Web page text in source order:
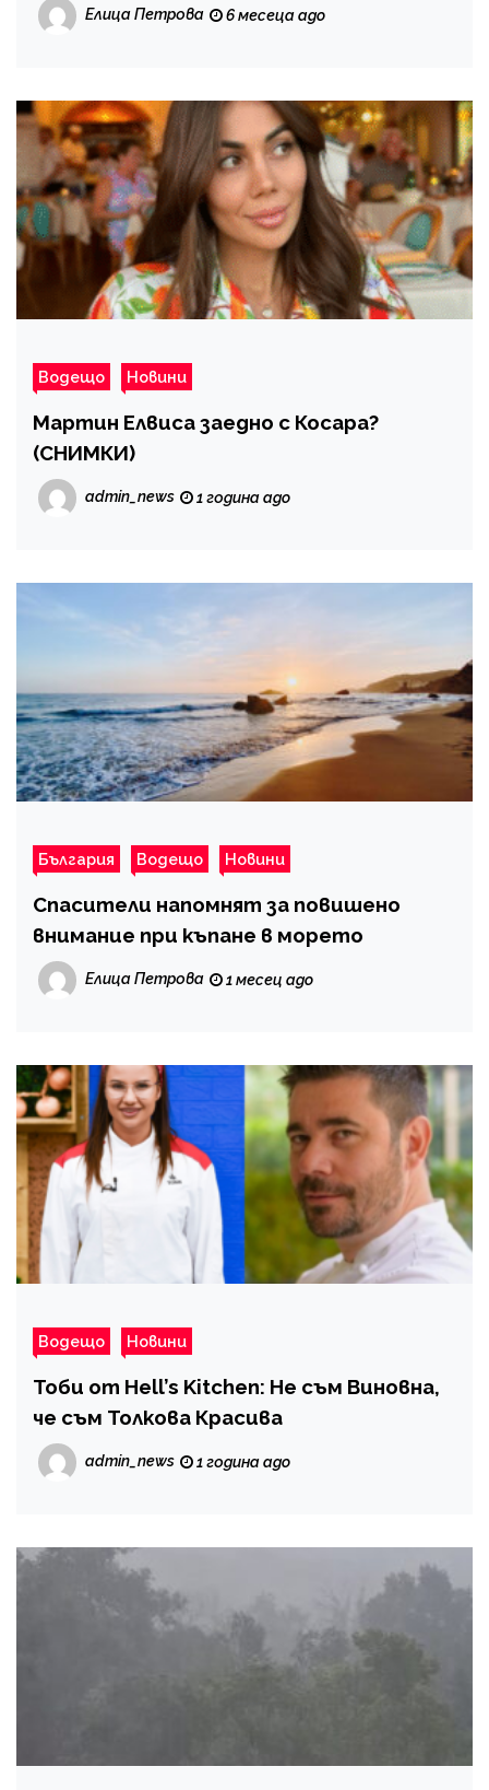
Елица Петрова 6 месеца ago
Водещо Новини
Мартин Елвиса заедно с Косара?
(СНИМКИ)
admin_news 1 година ago
България Водещо Новини
Спасители напомнят за повишено
внимание при къпане в морето
Елица Петрова 1 месец ago
Водещо Новини
Тоби от Hell’s Kitchen: Не съм Виновна,
че съм Толкова Красива
admin_news 1 година ago